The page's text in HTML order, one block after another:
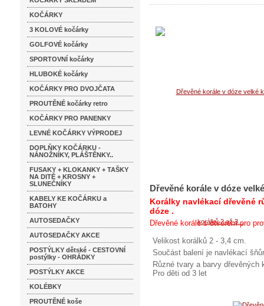
KOČÁRKY
3 KOLOVÉ kočárky
GOLFOVÉ kočárky
SPORTOVNÍ kočárky
HLUBOKÉ kočárky
KOČÁRKY PRO DVOJČATA
PROUTĚNÉ kočárky retro
KOČÁRKY PRO PANENKY
LEVNÉ KOČÁRKY VÝPRODEJ
DOPLŇKY KOČÁRKU -
NÁNOŽNÍKY, PLÁŠTĚNKY..
FUSAKY + KLOKANKY + TAŠKY
NA DITĚ + KROSNY +
SLUNEČNÍKY
KABELY KE KOČÁRKU a
BATOHY
AUTOSEDAČKY
AUTOSEDAČKY AKCE
POSTÝLKY dětské - CESTOVNÍ
postýlky - OHRÁDKY
POSTÝLKY AKCE
KOLÉBKY
PROUTĚNÉ koše
Dřevěné korále v dóze
Korálky navlékací dřevěné
dóze .
Dřevěné korále s otvorem pro
Velikost korálků 2 - 3,4 cm.
Součást balení je navlékací
Různé tvary a barvy dřevěných
Pro děti od 3 let